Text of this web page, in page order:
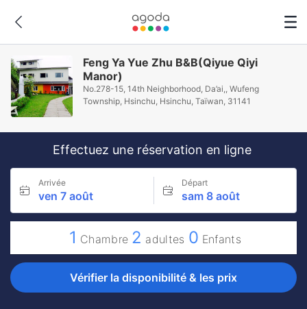
Feng Ya Yue Zhu B&B(Qiyue Qiyi
Manor)
No.278-15, 14th Neighborhood, Da’ai,, Wufeng
Township, Hsinchu, Hsinchu, Taïwan, 31141
Effectuez une réservation en ligne
Arrivée
ven 7 août
Départ
sam 8 août
1 Chambre 2 adultes 0 Enfants
Vérifier la disponibilité & les prix